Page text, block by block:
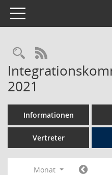
Toggle navigation
RSS-Feed
2021
Informationen
Vertreter
Monat